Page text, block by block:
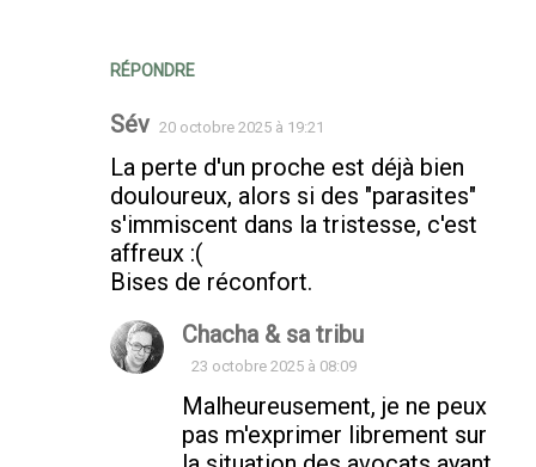
RÉPONDRE
Sév 20 octobre 2025 à 19:21
La perte d'un proche est déjà bien
douloureux, alors si des "parasites"
s'immiscent dans la tristesse, c'est
affreux :(
Bises de réconfort.
Chacha & sa tribu
23 octobre 2025 à 08:09
Malheureusement, je ne peux
pas m'exprimer librement sur